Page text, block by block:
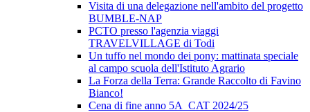
Visita di una delegazione nell'ambito del progetto
BUMBLE-NAP
PCTO presso l'agenzia viaggi
TRAVELVILLAGE di Todi
Un tuffo nel mondo dei pony: mattinata speciale
al campo scuola dell'Istituto Agrario
La Forza della Terra: Grande Raccolto di Favino
Bianco!
Cena di fine anno 5A_CAT 2024/25